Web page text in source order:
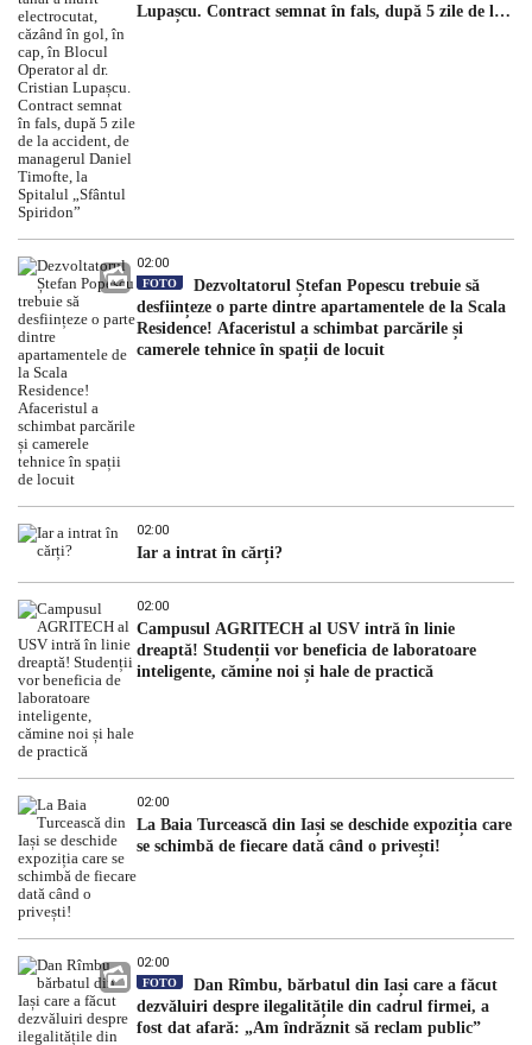
Lupașcu. Contract semnat în fals, după 5 zile de la
02:00
FOTO
Dezvoltatorul Ștefan Popescu trebuie să
desființeze o parte dintre apartamentele de la Scala
Residence! Afaceristul a schimbat parcările și
camerele tehnice în spații de locuit
02:00
Iar a intrat în cărți?
02:00
Campusul AGRITECH al USV intră în linie
dreaptă! Studenții vor beneficia de laboratoare
inteligente, cămine noi și hale de practică
02:00
La Baia Turcească din Iași se deschide expoziția care
se schimbă de fiecare dată când o privești!
02:00
FOTO
Dan Rîmbu, bărbatul din Iași care a făcut
dezvăluiri despre ilegalitățile din cadrul firmei, a
fost dat afară: „Am îndrăznit să reclam public”